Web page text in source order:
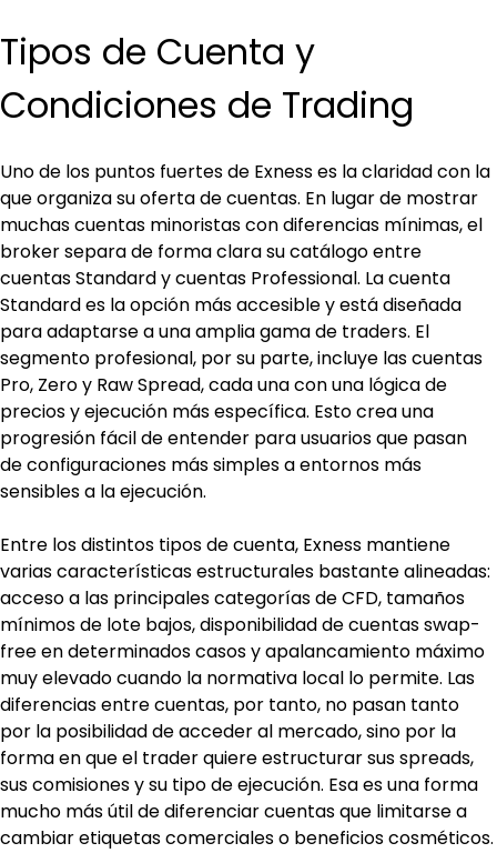
Tipos de Cuenta y
Condiciones de Trading
Uno de los puntos fuertes de Exness es la claridad con la
que organiza su oferta de cuentas. En lugar de mostrar
muchas cuentas minoristas con diferencias mínimas, el
broker separa de forma clara su catálogo entre
cuentas Standard y cuentas Professional. La cuenta
Standard es la opción más accesible y está diseñada
para adaptarse a una amplia gama de traders. El
segmento profesional, por su parte, incluye las cuentas
Pro, Zero y Raw Spread, cada una con una lógica de
precios y ejecución más específica. Esto crea una
progresión fácil de entender para usuarios que pasan
de configuraciones más simples a entornos más
sensibles a la ejecución.
Entre los distintos tipos de cuenta, Exness mantiene
varias características estructurales bastante alineadas:
acceso a las principales categorías de CFD, tamaños
mínimos de lote bajos, disponibilidad de cuentas swap-
free en determinados casos y apalancamiento máximo
muy elevado cuando la normativa local lo permite. Las
diferencias entre cuentas, por tanto, no pasan tanto
por la posibilidad de acceder al mercado, sino por la
forma en que el trader quiere estructurar sus spreads,
sus comisiones y su tipo de ejecución. Esa es una forma
mucho más útil de diferenciar cuentas que limitarse a
cambiar etiquetas comerciales o beneficios cosméticos.